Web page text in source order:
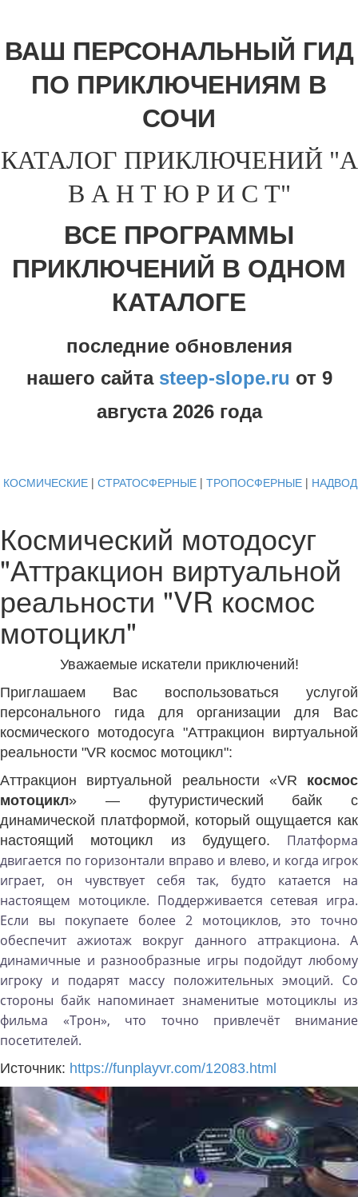
ВАШ ПЕРСОНАЛЬНЫЙ ГИД
ПО ПРИКЛЮЧЕНИЯМ В
СОЧИ
КАТАЛОГ ПРИКЛЮЧЕНИЙ "А
В А Н Т Ю Р И С Т"
ВСЕ ПРОГРАММЫ
ПРИКЛЮЧЕНИЙ В ОДНОМ
КАТАЛОГЕ
последние обновления
нашего сайта steep-slope.ru от 9
августа 2026 года
КОСМИЧЕСКИЕ | СТРАТОСФЕРНЫЕ | ТРОПОСФЕРНЫЕ |
Космический мотодосуг
"Аттракцион виртуальной
реальности "VR космос
мотоцикл"
Уважаемые искатели приключений!
Приглашаем Вас воспользоваться услугой
персонального гида для организации для Вас
космического мотодосуга "Аттракцион виртуальной
реальности "VR космос мотоцикл":
Аттракцион виртуальной реальности «VR космос
мотоцикл» — футуристический байк с
динамической платформой, который ощущается как
настоящий мотоцикл из будущего.
Платформа
двигается по горизонтали вправо и влево, и когда игрок
играет, он чувствует себя так, будто катается на
настоящем мотоцикле. Поддерживается сетевая игра.
Если вы покупаете более 2 мотоциклов, это точно
обеспечит ажиотаж вокруг данного аттракциона.
А
динамичные и разнообразные игры подойдут любому
игроку и подарят массу положительных эмоций. Со
стороны байк напоминает знаменитые мотоциклы из
фильма «Трон», что точно привлечёт внимание
посетителей.
Источник: https://funplayvr.com/12083.html